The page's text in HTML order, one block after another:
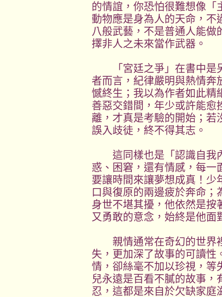
的情誼，你恐怕很難想像「
動物應是身為人的天命，不
八般武藝，不是普通人能
擇非人之未來當作武器。
「宮廷之爭」在書中是
者而言，紀律嚴明與熱情奔
憾終生；我以為作者如此
善惡交錯間，年少或許能愈
離，才真是考驗的開始；若
誤入歧徒，終不得其志。
這同樣也是「認識自我
惑、困窘，還有情感，每一
要讓時間來讓夢想成真！少
口與復原的兩邊疲於奔命；
身世不堪其擾，他依然是按
又勇敢的意念，始終是他面
親情通常在奇幻的世界
失，更加深了故事的可讀
情，卻絲毫不加以珍視，等
兒永遠是百看不膩的故事
忍，這都是來自於欠缺家庭